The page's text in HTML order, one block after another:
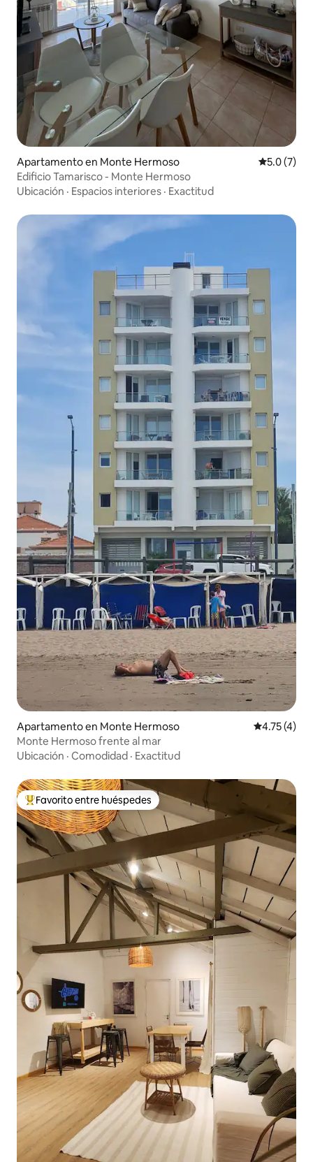
Apartamento en Monte Hermoso
5.0 (7)
Edificio Tamarisco - Monte Hermoso
Ubicación · Espacios interiores · Exactitud
Apartamento en Monte Hermoso Calificación
4.75 (4)
Monte Hermoso frente al mar
Ubicación · Comodidad · Exactitud
Favorito entre huéspedes preferido
Favorito entre huéspedes